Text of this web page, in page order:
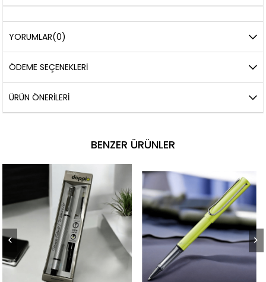
YORUMLAR(0)
ÖDEME SEÇENEKLERI
ÜRÜN ÖNERILERI
BENZER ÜRÜNLER